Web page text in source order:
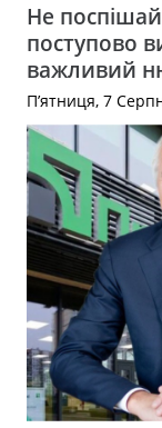
Не
поступово
важливий
П’ятниця, 7